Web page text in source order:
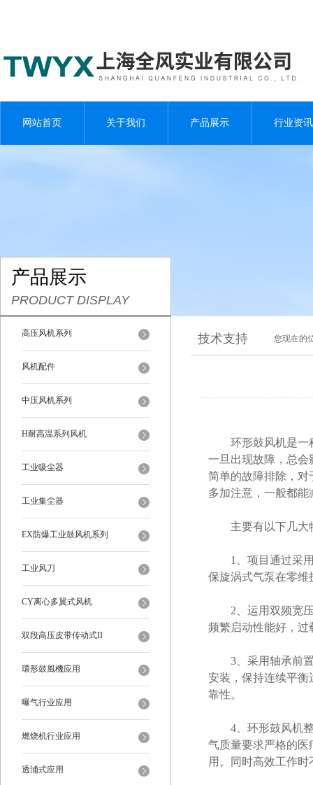
网站首页 关于我们 产品展示 行业资讯
产品展示
PRODUCT DISPLAY
高压风机系列
风机配件
中压风机系列
H耐高温系列风机
工业吸尘器
工业集尘器
EX防爆工业鼓风机系列
工业风刀
CY离心多翼式风机
双段高压皮带传动式II
環形鼓風機应用
曝气行业应用
燃烧机行业应用
透浦式应用
技术支持 您现在的
环形鼓风机是一种
一旦出现故障，总会
简单的故障排除，对
多加注意，一般都
主要有以下几大
1、项目通过采用
保旋涡式气泵在零维
2、运用双频宽压
频繁启动性能好，过
3、采用轴承前置
安装，保持连续平衡
靠性。
4、环形鼓风机整
气质量要求严格的医
用。同时高效工作